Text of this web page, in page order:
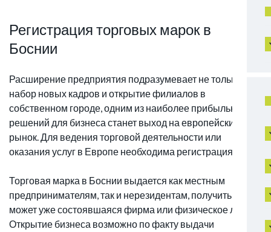
Регистрация торговых марок в
Боснии
Расширение предприятия подразумевает не только
набор новых кадров и открытие филиалов в
собственном городе, одним из наиболее прибыльных
решений для бизнеса станет выход на европейский
рынок. Для ведения торговой деятельности или
оказания услуг в Европе необходима регистрация ТМ.
Торговая марка в Боснии выдается как местным
предпринимателям, так и нерезидентам, получить знак
может уже состоявшаяся фирма или физическое лицо.
Открытие бизнеса возможно по факту выдачи